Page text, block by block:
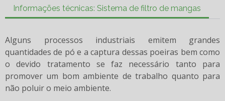
Informações técnicas: Sistema de filtro de mangas
Alguns processos industriais emitem grandes
quantidades de pó e a captura dessas poeiras bem como
o devido tratamento se faz necessário tanto para
promover um bom ambiente de trabalho quanto para
não poluir o meio ambiente.